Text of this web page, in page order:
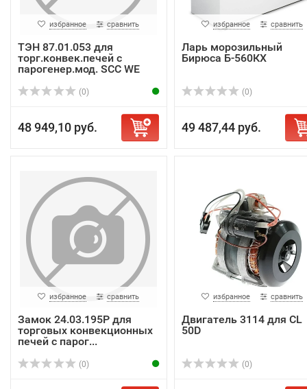
избранное сравнить
ТЭН 87.01.053 для
торг.конвек.печей с
парогенер.мод. SCC WE
(0)
48 949,10 руб.
избранное сравнить
Ларь морозильный
Бирюса Б-560КХ
(0)
49 487,44 руб.
избранное сравнить
Замок 24.03.195P для
торговых конвекционных
печей с парог...
(0)
избранное сравнить
Двигатель 3114 для CL
50D
(0)